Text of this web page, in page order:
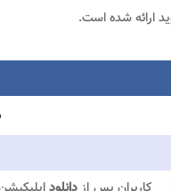
ارائه شده است.